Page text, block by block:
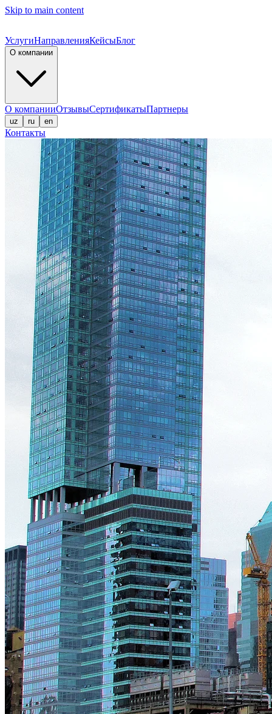
Skip to main content
УслугиНаправленияКейсыБлог
О компании
О компанииОтзывыСертификатыПартнеры
uz ru en
Контакты